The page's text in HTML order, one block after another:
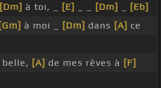
[Dm] à toi, _ [E] [Dm]
[Eb]
[Gm] à moi _ [Dm] dans [A] ce
[A] de mes rêves à [F]